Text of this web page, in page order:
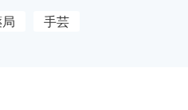
手芸